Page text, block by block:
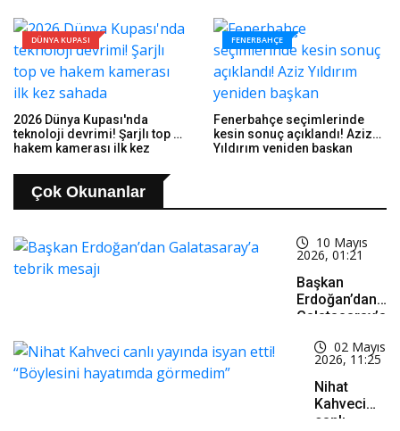
DÜNYA KUPASI
2026 Dünya Kupası'nda
teknoloji devrimi! Şarjlı top ve
hakem kamerası ilk kez
FENERBAHÇE
Fenerbahçe seçimlerinde
kesin sonuç açıklandı! Aziz
Yıldırım yeniden başkan
Çok Okunanlar
10 Mayıs
2026, 01:21
Başkan
Erdoğan’dan
Galatasaray’a
02 Mayıs
2026, 11:25
Nihat
Kahveci
canlı